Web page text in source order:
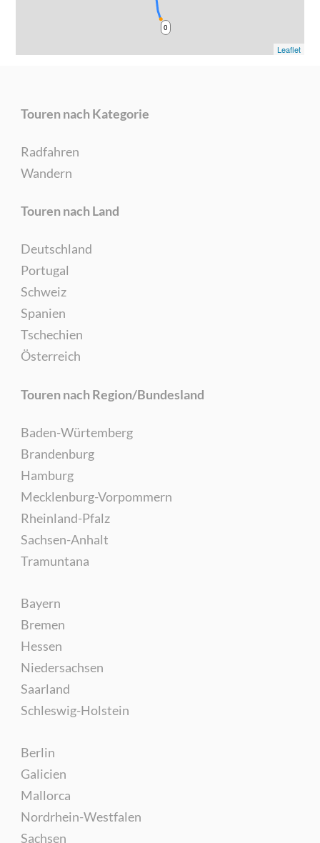
0
Leaflet
Touren nach Kategorie
Radfahren
Wandern
Touren nach Land
Deutschland
Portugal
Schweiz
Spanien
Tschechien
Österreich
Touren nach Region/Bundesland
Baden-Würtemberg
Brandenburg
Hamburg
Mecklenburg-Vorpommern
Rheinland-Pfalz
Sachsen-Anhalt
Tramuntana
Bayern
Bremen
Hessen
Niedersachsen
Saarland
Schleswig-Holstein
Berlin
Galicien
Mallorca
Nordrhein-Westfalen
Sachsen